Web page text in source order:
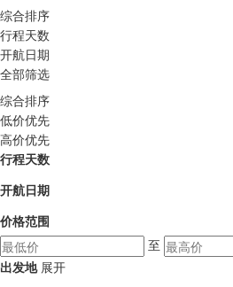
综合排序
行程天数
开航日期
全部筛选
综合排序
低价优先
高价优先
行程天数
开航日期
价格范围
至
出发地 展开